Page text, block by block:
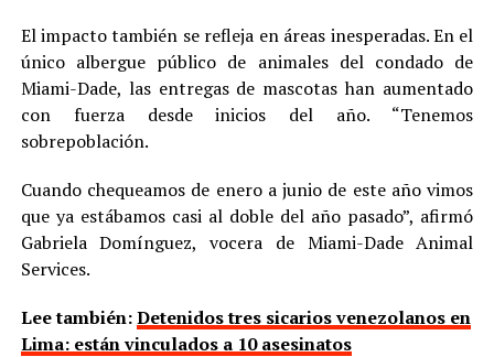
El impacto también se refleja en áreas inesperadas. En el
único albergue público de animales del condado de
Miami-Dade, las entregas de mascotas han aumentado
con fuerza desde inicios del año. “Tenemos
sobrepoblación.
Cuando chequeamos de enero a junio de este año vimos
que ya estábamos casi al doble del año pasado”, afirmó
Gabriela Domínguez, vocera de Miami-Dade Animal
Services.
Lee también:Detenidos tres sicarios venezolanos en
Lima: están vinculados a 10 asesinatos